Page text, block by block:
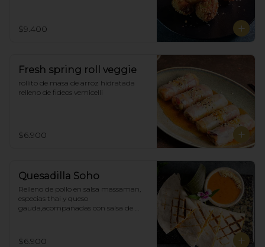
$9.400
Fresh spring roll veggie
rollito de masa de arroz hidratada
relleno de fideos vemicelli
$6.900
Quesadilla Soho
Relleno de pollo en salsa massaman,
especias thai y queso
gauda,acompañadas con salsa de
$6.900